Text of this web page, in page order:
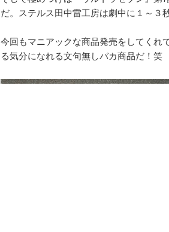
だ。ステルス田中雷工房は劇中に１～３
今回もマニアックな商品発売をしてくれ
る気分になれる文句無しバカ商品だ！笑